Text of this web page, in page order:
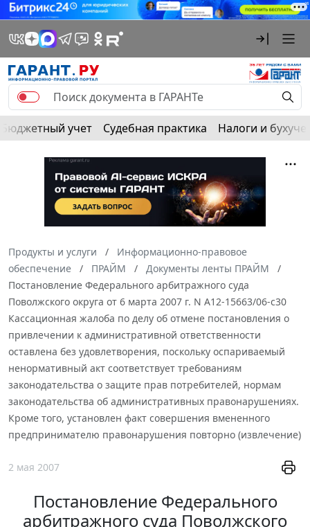
Бюджетный учет Судебная практика Налоги и
Продукты и услуги
Информационно-правовое
обеспечение
ПРАЙМ
Документы ленты ПРАЙМ
Постановление Федерального арбитражного суда
Поволжского округа от 6 марта 2007 г. N А12-15663/06-с30
Кассационная жалоба по делу об отмене постановления о
привлечении к административной ответственности
оставлена без удовлетворения, поскольку оспариваемый
ненормативный акт соответствует требованиям
законодательства о защите прав потребителей, нормам
законодательства об административных правонарушениях.
Кроме того, установлен факт совершения вмененного
предпринимателю правонарушения повторно (извлечение)
2 мая 2007
Постановление Федерального
арбитражного суда Поволжского